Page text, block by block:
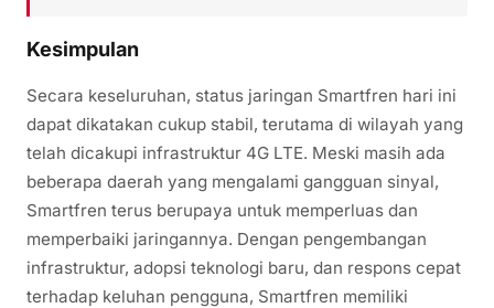
Kesimpulan
Secara keseluruhan, status jaringan Smartfren hari ini
dapat dikatakan cukup stabil, terutama di wilayah yang
telah dicakupi infrastruktur 4G LTE. Meski masih ada
beberapa daerah yang mengalami gangguan sinyal,
Smartfren terus berupaya untuk memperluas dan
memperbaiki jaringannya. Dengan pengembangan
infrastruktur, adopsi teknologi baru, dan respons cepat
terhadap keluhan pengguna, Smartfren memiliki